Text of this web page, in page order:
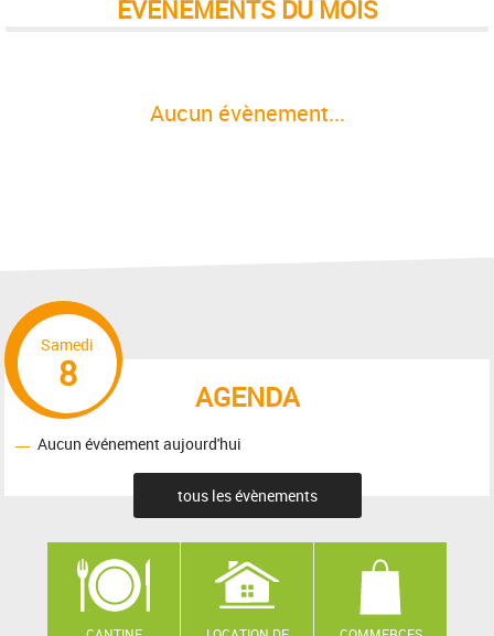
ÉVÈNEMENTS DU MOIS
Aucun évènement...
AGENDA
Samedi
8
Aucun événement aujourd'hui
tous les évènements